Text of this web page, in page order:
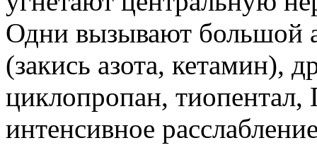
Одни вызывают большой
(закись азота, кетамин),
циклопропан,
интенсивное